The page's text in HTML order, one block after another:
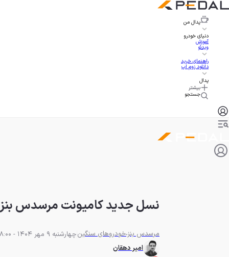
پدال من
دنیای خودرو
آموزش
ویدئو
راهنمای خرید
دانلود زوم اپ
پدال
بیشتر
جستجو
نسل جدید کامیونت مرسدس بنز
مرسدس بنزخودروهای سنگینچهارشنبه 9 مهر 1404 - 08:00
امیر دهقان